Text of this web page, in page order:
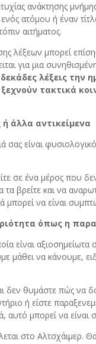
ανάκτησης
ατόμου ή έναν τίτλο
αιτήματος.
λέξεων μπορεί
για μια
λέξεις την
τακτικά
άλλα αντικείμενα
είναι
σε ένα μέρος που
βρείτε και να
μπορεί να είναι
όπως η
είναι
να κάνουμε,
δεν θυμάστε πώς
ή είστε
αυτό μπορεί να είναι
στο Αλτσχάιμερ.